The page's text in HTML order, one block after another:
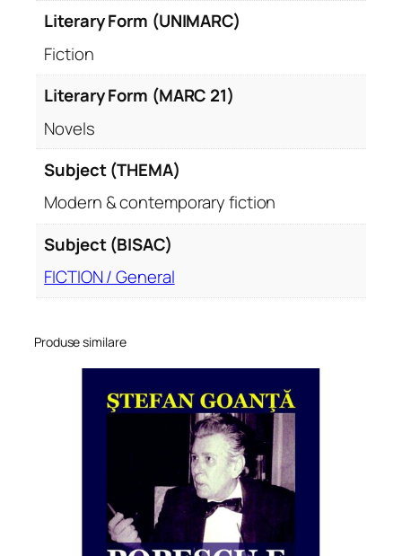
Literary Form (UNIMARC)
Fiction
Literary Form (MARC 21)
Novels
Subject (THEMA)
Modern & contemporary fiction
Subject (BISAC)
FICTION / General
Produse similare